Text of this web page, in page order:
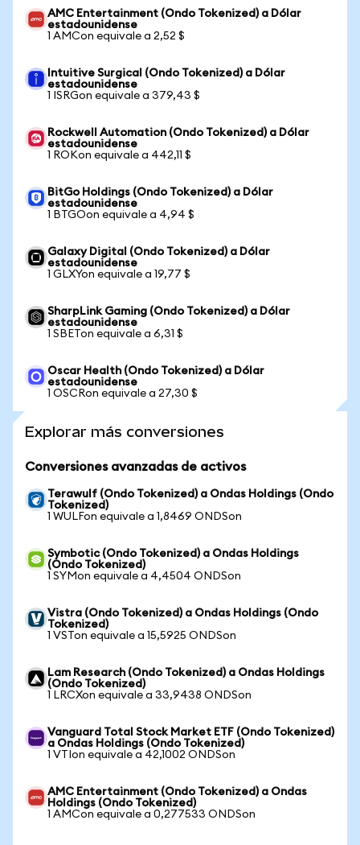
AMC Entertainment (Ondo Tokenized) a Dólar
estadounidense
1 AMCon equivale a 2,52 $
Intuitive Surgical (Ondo Tokenized) a Dólar
estadounidense
1 ISRGon equivale a 379,43 $
Rockwell Automation (Ondo Tokenized) a Dólar
estadounidense
1 ROKon equivale a 442,11 $
BitGo Holdings (Ondo Tokenized) a Dólar
estadounidense
1 BTGOon equivale a 4,94 $
Galaxy Digital (Ondo Tokenized) a Dólar
estadounidense
1 GLXYon equivale a 19,77 $
SharpLink Gaming (Ondo Tokenized) a Dólar
estadounidense
1 SBETon equivale a 6,31 $
Oscar Health (Ondo Tokenized) a Dólar
estadounidense
1 OSCRon equivale a 27,30 $
Explorar más conversiones
Conversiones avanzadas de activos
Terawulf (Ondo Tokenized) a Ondas Holdings (Ondo
Tokenized)
1 WULFon equivale a 1,8469 ONDSon
Symbotic (Ondo Tokenized) a Ondas Holdings
(Ondo Tokenized)
1 SYMon equivale a 4,4504 ONDSon
Vistra (Ondo Tokenized) a Ondas Holdings (Ondo
Tokenized)
1 VSTon equivale a 15,5925 ONDSon
Lam Research (Ondo Tokenized) a Ondas Holdings
(Ondo Tokenized)
1 LRCXon equivale a 33,9438 ONDSon
Vanguard Total Stock Market ETF (Ondo Tokenized)
a Ondas Holdings (Ondo Tokenized)
1 VTIon equivale a 42,1002 ONDSon
AMC Entertainment (Ondo Tokenized) a Ondas
Holdings (Ondo Tokenized)
1 AMCon equivale a 0,277533 ONDSon